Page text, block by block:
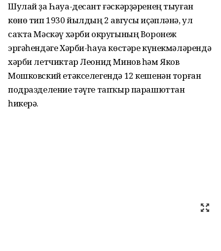
Шулай ҙа Һауа-десант ғәскәрҙәренең тыуған
көнө тип 1930 йылдың 2 авгусы иҫәпләнә, ул
саҡта Мәскәү хәрби округының Воронеж
эргәһендәге Хәрби-һауа көстәре күнекмәләрендә
хәрби летчиктар Леонид Минов һәм Яков
Мошковский етәкселегендә 12 кешенән торған
подразделение тәүге тапҡыр парашюттан
һикерә.